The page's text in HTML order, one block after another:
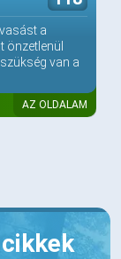
a
önzetlenül
van a
AZ OLDALAM